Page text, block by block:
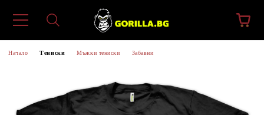
Начало Тениски Мъжки тениски Забавни